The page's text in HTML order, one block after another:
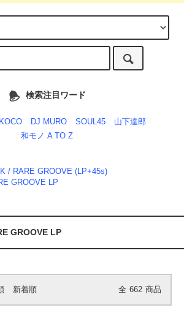
検索注目ワード
DJ MURO SOUL45
山下達郎
和モノ A TO Z
/ RARE GROOVE (LP+45s)
GROOVE LP
GROOVE LP
新着順 全 662 商品